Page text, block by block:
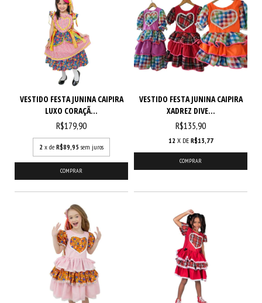
VESTIDO FESTA JUNINA CAIPIRA
LUXO CORAÇÃ...
R$179,90
2 x de R$89,95 sem juros
COMPRAR
VESTIDO FESTA JUNINA CAIPIRA
XADREZ DIVE...
R$135,90
12 X DE R$13,77
COMPRAR